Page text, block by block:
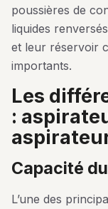
poussières de
liquides
et leur réservoir
importants.
les différences de conception
:
capacité
L’une des